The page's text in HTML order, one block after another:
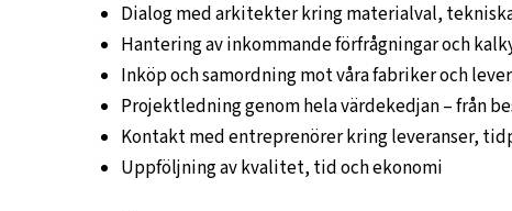
Dialog med arkitekter kring materialval,
Hantering av inkommande förfrågningar och
Inköp och samordning mot våra fabriker och
Projektledning genom hela värdekedjan – från
Kontakt med entreprenörer kring leveranser,
Uppföljning av kvalitet, tid och ekonomi